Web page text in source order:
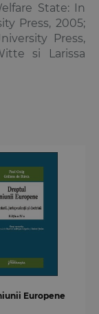
State: In
Press, 2005;
Press,
si Larissa
Europene